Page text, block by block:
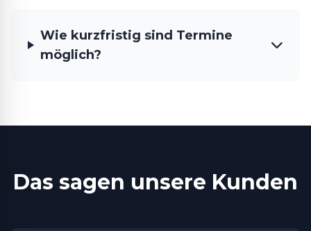
Wie kurzfristig sind Termine
möglich?
Das sagen unsere Kunden